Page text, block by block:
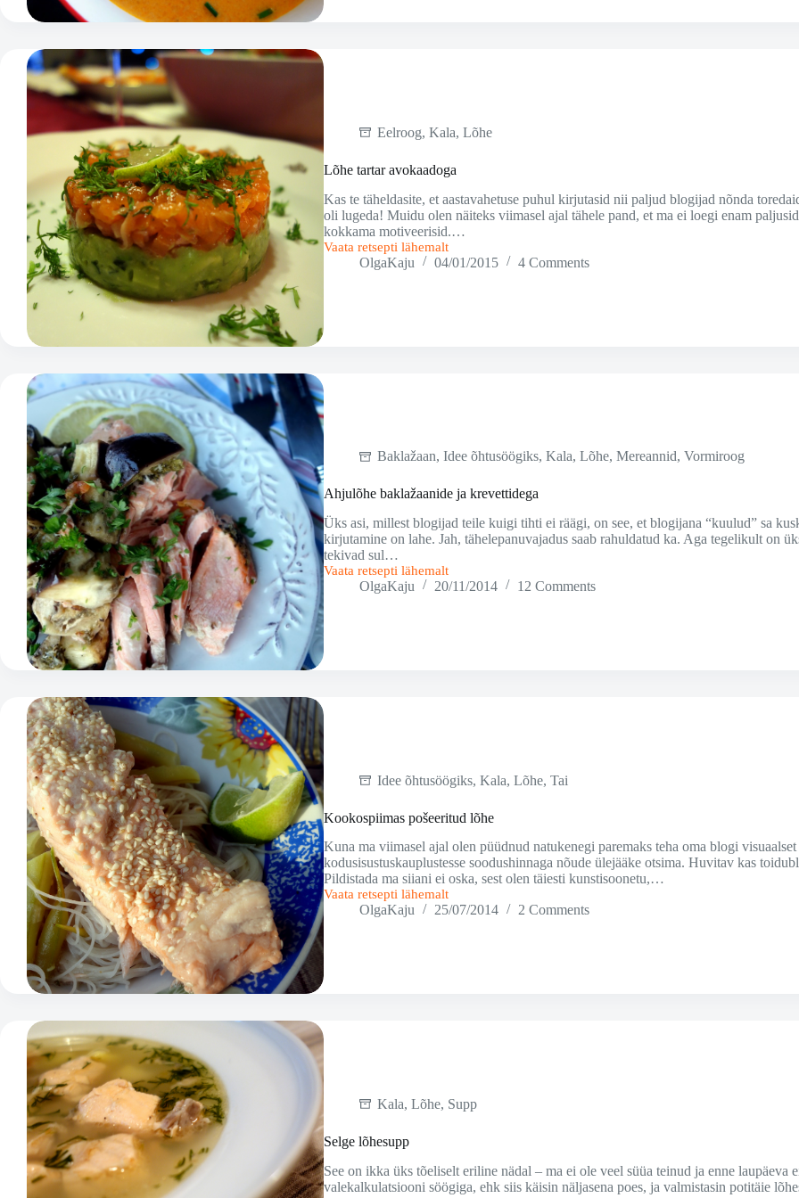
Eelroog,Kala,Lõhe
Lõhe tartar avokaadoga
Kas te täheldasite, et aastavahetuse puhul kirjutasid nii paljud blogijad nõnda
oli lugeda! Muidu olen näiteks viimasel ajal tähele pand, et ma ei loegi enam
kokkama motiveerisid.…
Vaata retsepti lähemalt
Lõhe
OlgaKaju 04/01/2015 4 Comments
Baklažaan,Idee õhtusöögiks,Kala,Lõhe,Mereannid,Vormiroog
Ahjulõhe baklažaanide ja krevettidega
Üks asi, millest blogijad teile kuigi tihti ei räägi, on see, et blogijana “kuulud” sa
kirjutamine on lahe. Jah, tähelepanuvajadus saab rahuldatud ka. Aga tegelikult on
tekivad sul…
Vaata retsepti lähemalt
Ahjulõhe
baklažaanide
ja
krevettidega
OlgaKaju 20/11/2014 12 Comments
Idee õhtusöögiks,Kala,Lõhe,Tai
Kookospiimas pošeeritud lõhe
Kuna ma viimasel ajal olen püüdnud natukenegi paremaks teha oma blogi
kodusisustuskauplustesse soodushinnaga nõude ülejääke otsima. Huvitav kas
Pildistada ma siiani ei oska, sest olen täiesti kunstisoonetu,…
Vaata retsepti lähemalt
Kookospiimas
pošeeritudOlgaKaju 25/07/2014 2 Comments
Kala,Lõhe, Supp
Selge lõhesupp
See on ikka üks tõeliselt eriline nädal – ma ei ole veel süüa teinud ja enne laupäeva
valekalkulatsiooni söögiga, ehk siis käisin näljasena poes, ja valmistasin potitäie